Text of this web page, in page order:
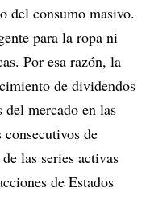
del consumo masivo.
para la ropa ni
Por esa razón, la
de dividendos
del mercado en las
de
las series activas
de Estados